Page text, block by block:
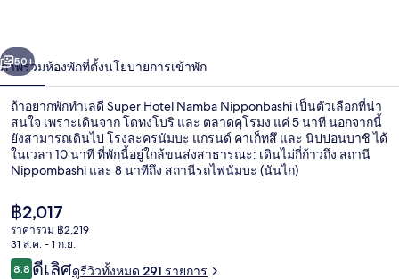
า
ถัดไป
50+
ภาพรวมห้องพักที่ตั้งนโยบายการเข้าพัก
ถ้าอยากพักทำเลดี Super Hotel Namba Nipponbashi เป็นตัวเลือกที่น่า
สนใจ เพราะเดินจาก โดทงโบริ และ ตลาดคุโรมง แค่ 5 นาที นอกจากนี้
ยังสามารถเดินไป โรงละครนัมบะ แกรนด์ คาเก็ทสึ และ นิปปอนบาชิ ได้
ในเวลา 10 นาที ที่พักนี้อยู่ใกล้ขนส่งสาธารณะ: เดินไม่กี่ก้าวถึง สถานี
Nippombashi และ 8 นาทีถึง สถานีรถไฟนัมบะ (นันไก)
ราคา
ปัจจุบัน
฿2,017
฿2,017
ราคารวม ฿2,219
31 ส.ค. - 1 ก.ย.
รีวิว
8.88.8 จาก 10
ดีเลิศดูรีวิวทั้งหมด 291 รายการ